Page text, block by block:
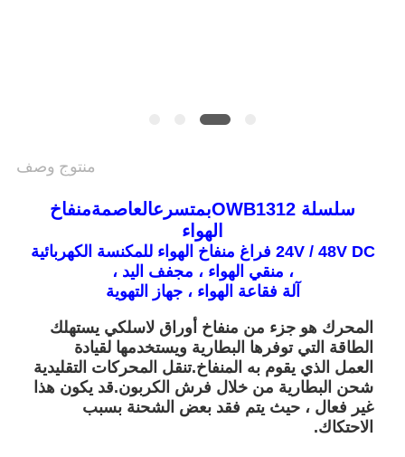
منتوج وصف
سلسلة OWB1312 بمتسرعالعاصمةمنفاخ
الهواء
24V / 48V DC فراغ منفاخ الهواء للمكنسة الكهربائية
، منقي الهواء ، مجفف اليد ،
آلة فقاعة الهواء ، جهاز التهوية
المحرك هو جزء من منفاخ أوراق لاسلكي يستهلك
الطاقة التي توفرها البطارية ويستخدمها لقيادة
العمل الذي يقوم به المنفاخ.تنقل المحركات التقليدية
شحن البطارية من خلال فرش الكربون.قد يكون هذا
غير فعال ، حيث يتم فقد بعض الشحنة بسبب
الاحتكاك.